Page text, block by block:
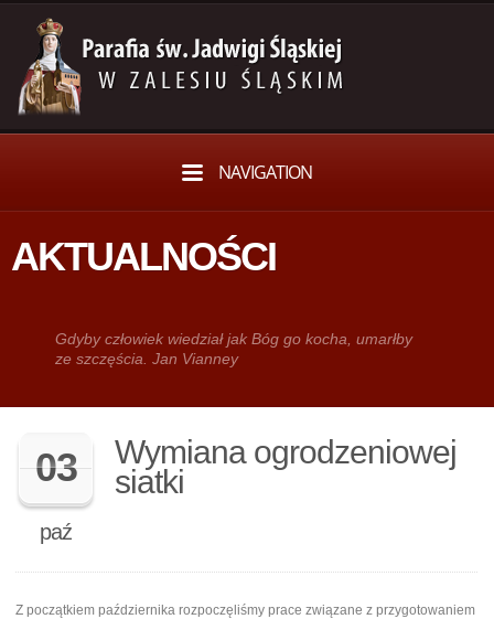
NAVIGATION
AKTUALNOŚCI
Gdy­by człowiek wie­dział jak Bóg go kocha, umarłby
ze szczęścia. Jan Vianney
03
paź
Wymiana ogrodzeniowej
siatki
Z początkiem października rozpoczęliśmy prace związane z przygotowaniem